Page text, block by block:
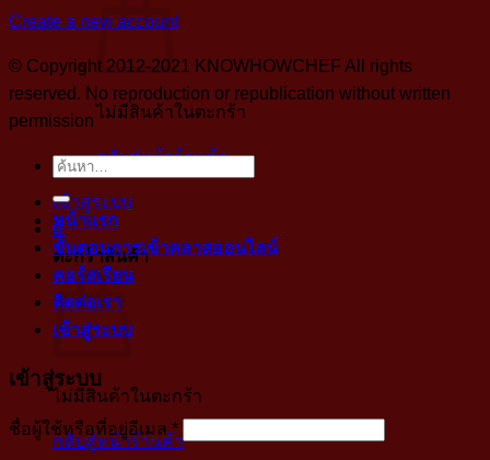
ไม่มีสินค้าในตะกร้า
กลับสู่หน้าร้านค้า
เข้าสู่ระบบ
0
ตะกร้าสินค้า
ไม่มีสินค้าในตะกร้า
กลับสู่หน้าร้านค้า
Create a new account
© Copyright 2012-2021 KNOWHOWCHEF All rights
reserved. No reproduction or republication without written
permission
ค้นหา:
หน้าแรก
ขั้นตอนการเข้าคลาสออนไลน์
คอร์สเรียน
ติดต่อเรา
เข้าสู่ระบบ
เข้าสู่ระบบ
ชื่อผู้ใช้หรือที่อยู่อีเมล*บังคับ
กรอก